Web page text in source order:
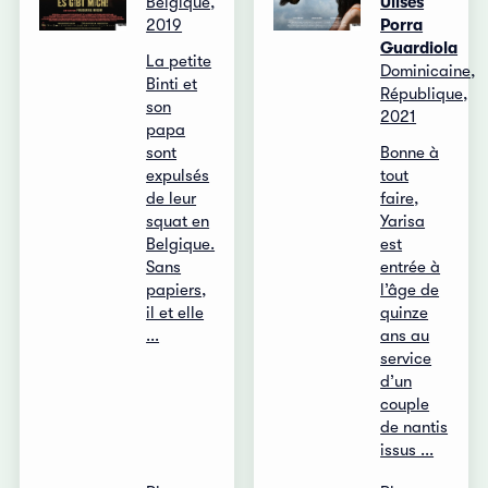
2019
La petite
Binti et
son
papa
sont
expulsés
de leur
squat en
Belgique.
Sans
papiers,
il et elle
...
Porra
Guardiola
Dominicaine,
République,
2021
Bonne à
tout
faire,
Yarisa
est
entrée à
l’âge de
quinze
ans au
service
d’un
couple
de nantis
issus ...